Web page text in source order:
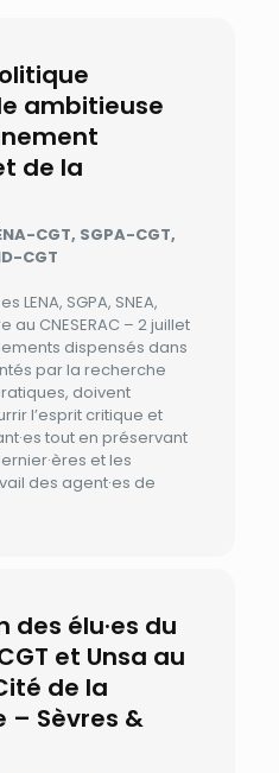
ambitieuse
de la
CGT, SGPA-CGT,
CGT
LENA, SGPA, SNEA,
au CNESERAC – 2 juillet
dispensés dans
par la recherche
doivent
l’esprit critique et
tout en préservant
et les
des agent·es de
des élu·es du
et Unsa au
de la
– Sèvres &